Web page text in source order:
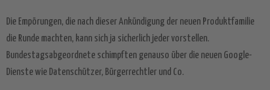
Die Empörungen, die nach dieser Ankündigung der neuen Produktfamilie
die Runde machten, kann sich ja sicherlich jeder vorstellen.
Bundestagsabgeordnete schimpften genauso über die neuen Google-
Dienste wie Datenschützer, Bürgerrechtler und Co.